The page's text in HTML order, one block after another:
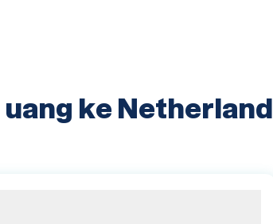
uang ke Netherland